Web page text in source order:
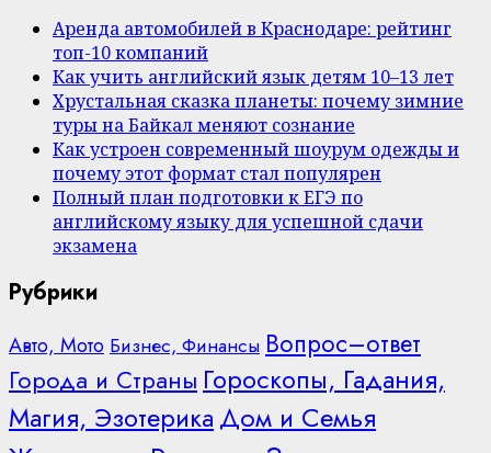
Аренда автомобилей в Краснодаре: рейтинг
топ-10 компаний
Как учить английский язык детям 10–13 лет
Хрустальная сказка планеты: почему зимние
туры на Байкал меняют сознание
Как устроен современный шоурум одежды и
почему этот формат стал популярен
Полный план подготовки к ЕГЭ по
английскому языку для успешной сдачи
экзамена
Рубрики
Авто, МотоБизнес, Финансы Вопрос–ответ
Города и Страны Гороскопы, Гадания,
Магия, Эзотерика Дом и Семья